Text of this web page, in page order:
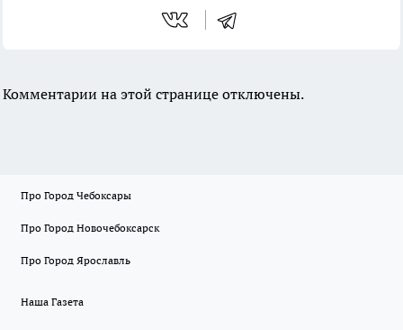
Комментарии на этой странице отключены.
Про Город Чебоксары
Про Город Новочебоксарск
Про Город Ярославль
Наша Газета